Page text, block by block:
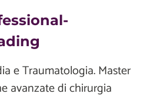
e Traumatologia. Master
avanzate di chirurgia